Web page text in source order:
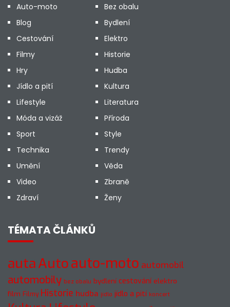
Auto-moto
Bez obalu
Blog
Bydlení
Cestování
Elektro
Filmy
Historie
Hry
Hudba
Jídlo a pití
Kultura
Lifestyle
Literatura
Móda a vizáž
Příroda
Sport
Style
Technika
Trendy
Umění
Věda
Video
Zbraně
Zdraví
Ženy
TÉMATA ČLÁNKŮ
autaAutoauto-moto automobil
automobily bez obalu bydlení cestování elektro
film Filmy Historie hudba jídlo jídlo a pití koncert